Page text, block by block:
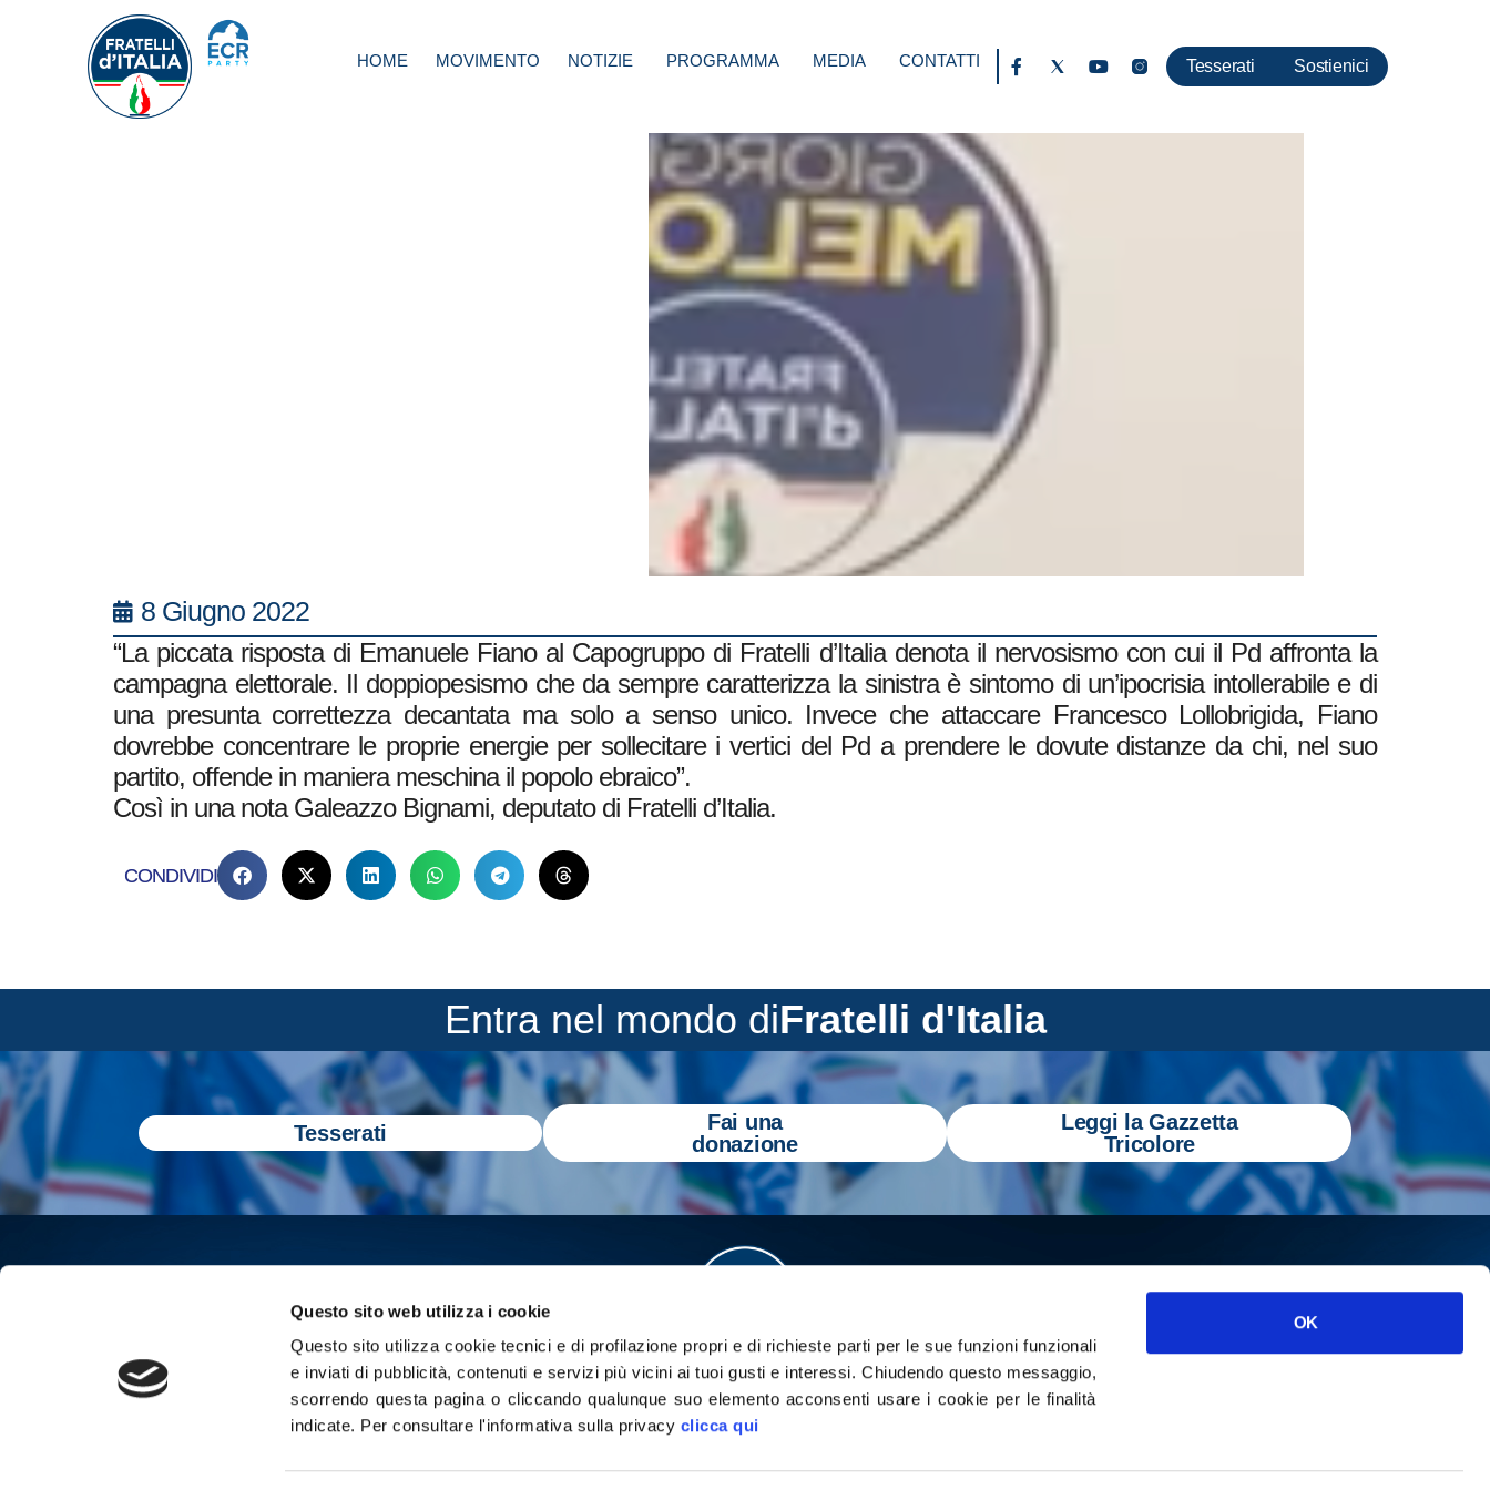
Questo sito web utilizza i cookie
Questo sito utilizza cookie tecnici e di profilazione propri e di richieste parti per le sue funzioni funzionali
e inviati di pubblicità, contenuti e servizi più vicini ai tuoi gusti e interessi.Chiudendo questo messaggio,
scorrendo questa pagina o cliccando qualunque suo elemento acconsenti usare i cookie per le finalità
indicate. Per consultare l'informativa sulla privacy clicca qui
OK
HOME MOVIMENTO NOTIZIE PROGRAMMA MEDIA CONTATTI Tesserati Sostienici
8 Giugno 2022
“La piccata risposta di Emanuele Fiano al Capogruppo di Fratelli d’Italia denota il nervosismo con cui il Pd affronta la
campagna elettorale. Il doppiopesismo che da sempre caratterizza la sinistra è sintomo di un’ipocrisia intollerabile e di
una presunta correttezza decantata ma solo a senso unico. Invece che attaccare Francesco Lollobrigida, Fiano
dovrebbe concentrare le proprie energie per sollecitare i vertici del Pd a prendere le dovute distanze da chi, nel suo
partito, offende in maniera meschina il popolo ebraico”.
Così in una nota Galeazzo Bignami, deputato di Fratelli d’Italia.
CONDIVIDI
Entra nel mondo diFratelli d'Italia
Tesserati
Fai una
donazione
Leggi la Gazzetta
Tricolore
Gazzetta Tricolore per tenerti aggiornato